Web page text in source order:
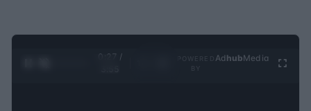
0:28 /
Ad hubMedia